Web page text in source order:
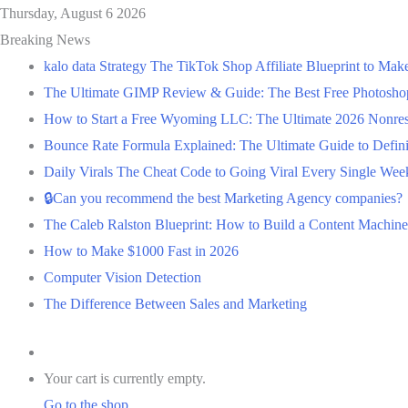
Thursday, August 6 2026
Breaking News
kalo data Strategy The TikTok Shop Affiliate Blueprint to
The Ultimate GIMP Review & Guide: The Best Free
How to Start a Free Wyoming LLC: The Ultimate 2026
Bounce Rate Formula Explained: The Ultimate Guide to
Daily Virals The Cheat Code to Going Viral Every Single
🔒Can you recommend the best Marketing Agency companies?
The Caleb Ralston Blueprint: How to Build a Content
How to Make $1000 Fast in 2026
Computer Vision Detection
The Difference Between Sales and Marketing
In
View
your
Your cart is currently empty.
Go to the shop